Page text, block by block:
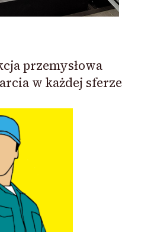
przemysłowa
w każdej sferze